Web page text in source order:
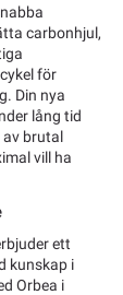
carbonhjul,
för
Din nya
lång tid
av brutal
vill ha
ett
kunskap i
Orbea i